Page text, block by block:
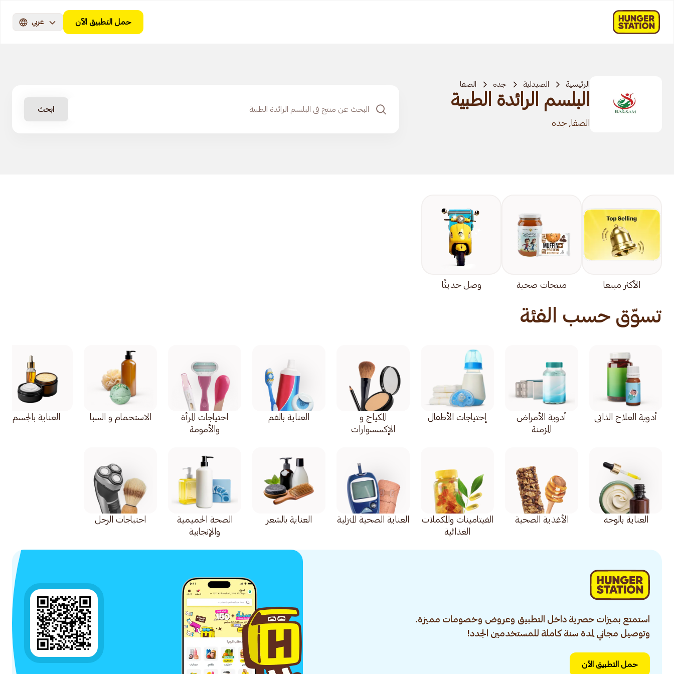
حمل التطبيق الآن عربي
الرئيسية الصيدلية جده الصفا
البلسم الرائدة الطبية
الصفا, جده
ابحث
الأكثر مبيعا منتجات صحية وصل حديثًا
تسوّق حسب الفئة
أدوية العلاج الذاتي
أدوية الأمراض
المزمنة
إحتياجات الأطفال
المكياج و
الإكسسوارات
العناية بالفم
احتياجات المرأة
والأمومة
الاستحمام و السبا العناية بالجسم
العناية بالوجه الأغذية الصحية
الفيتامينات والمكملات
الغذائية
العناية الصحية المنزلية العناية بالشعر
الصحة الحميمية
والإنجابية
احتياجات الرجل
استمتع بميزات حصرية داخل التطبيق وعروض وخصومات مميزة.
وتوصيل مجاني لمدة سنة كاملة للمستخدمين الجدد!
حمل التطبيق الآن